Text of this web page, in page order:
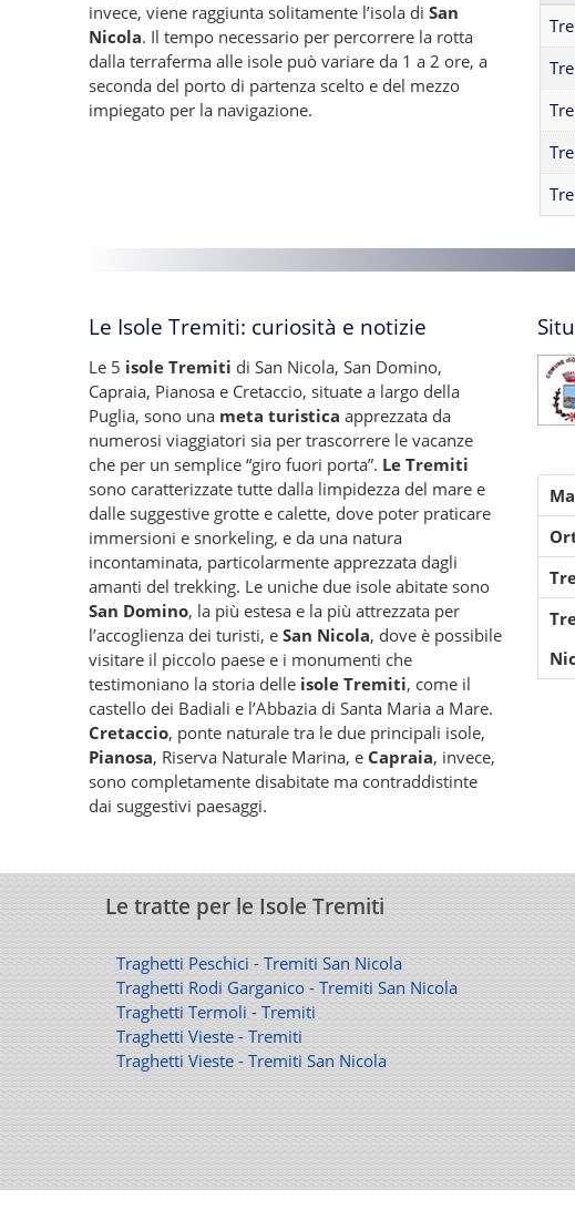
invece, viene raggiunta solitamente l’isola di San
Nicola. Il tempo necessario per percorrere la rotta
dalla terraferma alle isole può variare da 1 a 2 ore, a
seconda del porto di partenza scelto e del mezzo
impiegato per la navigazione.
Le Isole Tremiti: curiosità e notizie
Le 5 isole Tremiti di San Nicola, San Domino,
Capraia, Pianosa e Cretaccio, situate a largo della
Puglia, sono una meta turistica apprezzata da
numerosi viaggiatori sia per trascorrere le vacanze
che per un semplice “giro fuori porta”. Le Tremiti
sono caratterizzate tutte dalla limpidezza del mare e
dalle suggestive grotte e calette, dove poter praticare
immersioni e snorkeling, e da una natura
incontaminata, particolarmente apprezzata dagli
amanti del trekking. Le uniche due isole abitate sono
San Domino, la più estesa e la più attrezzata per
l’accoglienza dei turisti, e San Nicola, dove è possibile
visitare il piccolo paese e i monumenti che
testimoniano la storia delle isole Tremiti, come il
castello dei Badiali e l’Abbazia di Santa Maria a Mare.
Cretaccio, ponte naturale tra le due principali isole,
Pianosa, Riserva Naturale Marina, e Capraia, invece,
sono completamente disabitate ma contraddistinte
dai suggestivi paesaggi.
Le tratte per le Isole Tremiti
Traghetti Peschici - Tremiti San Nicola
Traghetti Rodi Garganico - Tremiti San Nicola
Traghetti Termoli - Tremiti
Traghetti Vieste - Tremiti
Traghetti Vieste - Tremiti San Nicola